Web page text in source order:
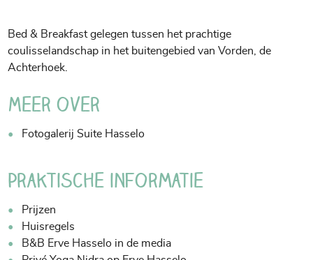
Bed & Breakfast gelegen tussen het prachtige
coulisselandschap in het buitengebied van Vorden, de
Achterhoek.
Meer over
Fotogalerij Suite Hasselo
Praktische informatie
Prijzen
Huisregels
B&B Erve Hasselo in de media